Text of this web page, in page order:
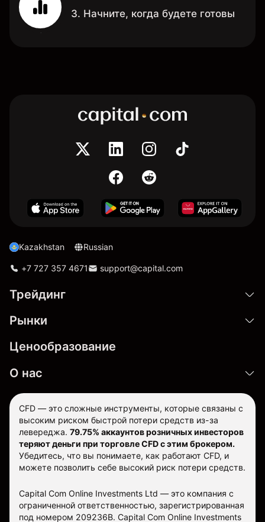
3. Начните, когда будете готовы
Kazakhstan Russian
+7 727 357 4671 support@capital.com
Трейдинг
Рынки
Ценообразование
О нас
CFD — это сложные инструменты, которые связаны с
высоким риском быстрой потери средств из-за
левереджа. 79.75% аккаунтов розничных инвесторов
теряют деньги при торговле CFD с этим брокером.
Убедитесь, что вы понимаете, как работают CFD, и
можете позволить себе высокий риск потери средств.
Capital Com Online Investments Ltd — это компания с
ограниченной ответственностью, зарегистрированная
под номером 209236B. Capital Com Online Investments